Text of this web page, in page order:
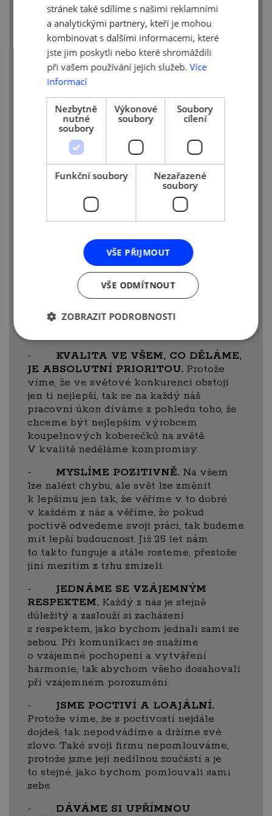
materiálů, od inovativní polyakrylové
a polyesterové příze, přes organickou
bavlnu, až po velmi luxusní řadu
v nevšedním provedení. Promyšlený
design i citlivý výběr barev zcela
odpovídají nárokům dneška. Ovšem těšit
Firemní hodnoty:
-JSME RODINNÁ FIRMA A KAŽDÝ
Z NÁS JE JEJÍ SOUČÁSTÍ.Držíme spolu
v dobrých i zlých časech. Poskytujeme si
pomoc a podporu, protože víme, že
společně dokážeme mnohem více než
VÝSLEDEK JE DŮLEŽITÝ, ALE
CESTA K NĚMU JEŠTĚ VÍCE.To, jaké
metody a způsoby používáme
při dosahování našich cílů, je důležitější
a pracujeme čestně a poctivě, i kdyby se
- KVALITA VE VŠEM, CO DĚLÁME,
JE ABSOLUTNÍ PRIORITOU. Protože
víme, že ve světové konkurenci obstojí
jen ti nejlepší, tak se na každý náš
pracovní úkon díváme z pohledu toho, že
chceme být nejlepším výrobcem
koupelnových koberečků na světě.
V kvalitě neděláme kompromisy.
- MYSLÍME POZITIVNĚ. Na všem
lze nalézt chybu, ale svět lze změnit
k lepšímu jen tak, že věříme v to dobré
v každém z nás a věříme, že pokud
poctivě odvedeme svoji práci, tak budeme
mít lepší budoucnost. Již 25 let nám
to takto funguje a stále rosteme, přestože
jiní mezitím z trhu zmizeli.
- JEDNÁME SE VZÁJEMNÝM
RESPEKTEM. Každý z nás je stejně
důležitý a zaslouží si zacházení
s respektem, jako bychom jednali sami se
sebou. Při komunikaci se snažíme
o vzájemné pochopení a vytváření
harmonie, tak abychom všeho dosahovali
při vzájemném porozumění.
- JSME POCTIVÍ A LOAJÁLNÍ.
Protože víme, že s poctivostí nejdále
dojdeš, tak nepodvádíme a držíme své
slovo. Také svoji firmu nepomlouváme,
protože jsme její nedílnou součástí a je
to stejné, jako bychom pomlouvali sami
sebe.
- DÁVÁME SI UPŘÍMNOU
stránek také sdílíme s našimi reklamními
a analytickými partnery, kteří je mohou
kombinovat s dalšími informacemi, které
jste jim poskytli nebo které shromáždili
při vašem používání jejich služeb. Více
informací
Nezbytně
nutné
soubory
Výkonové
soubory
Soubory
cílení
Funkční soubory
Nezařazené
soubory
VŠE PŘIJMOUT
VŠE ODMÍTNOUT
ZOBRAZIT PODROBNOSTI